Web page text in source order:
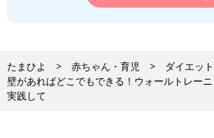
たまひよ 赤ちゃん・育児
ダイエッ
壁があればどこでもできる！ウォールトレー
実践して